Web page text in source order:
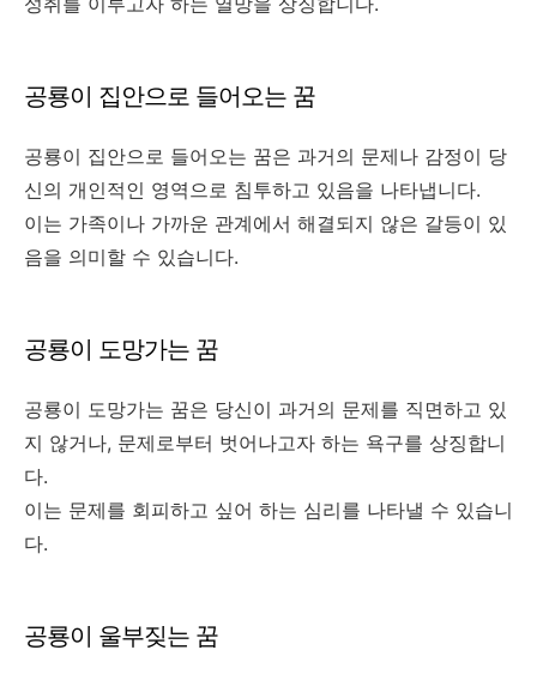
공룡이 집안으로 들어오는 꿈
공룡이 집안으로 들어오는 꿈은 과거의 문제나 감정이 당
신의 개인적인 영역으로 침투하고 있음을 나타냅니다.
이는 가족이나 가까운 관계에서 해결되지 않은 갈등이 있
음을 의미할 수 있습니다.
공룡이 도망가는 꿈
공룡이 도망가는 꿈은 당신이 과거의 문제를 직면하고 있
지 않거나, 문제로부터 벗어나고자 하는 욕구를 상징합니
다.
이는 문제를 회피하고 싶어 하는 심리를 나타낼 수 있습니
다.
공룡이 울부짖는 꿈